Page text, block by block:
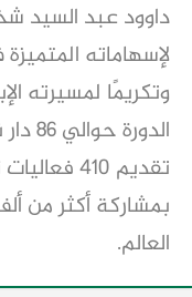
داوود عبد السيد
لإسهاماته
وتكريمًا لمسيرته
تقديم
بمشاركة أكثر من
العالم.